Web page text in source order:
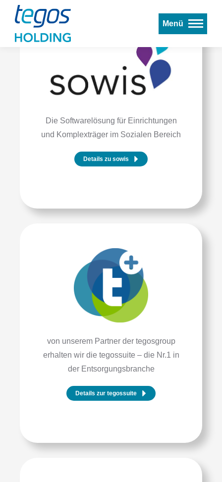
Menü
Die Softwarelösung für Einrichtungen
und Komplexträger im Sozialen Bereich
Details zu sowis
von unserem Partner der tegosgroup
erhalten wir die tegossuite – die Nr.1 in
der Entsorgungsbranche
Details zur tegossuite